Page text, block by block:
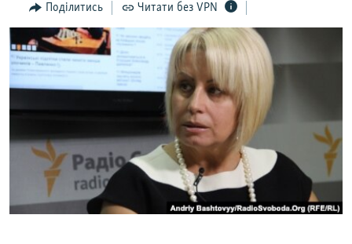
навігації
Перейти
до
пошуку
БЛОГИ
ПОГЛЯД
ІНТЕРВ'Ю
ВСЕ ЗА ДЕНЬ
ДЕПОРТАЦІЯ
ВІДЕОУРОКИ «ELIFBE»
СВІДЧЕННЯ ОКУПАЦІЇ
ЯК ОБІЙТИ БЛОКУВАННЯ
Русский
Qırımtatar
Поділитись Читати без VPN